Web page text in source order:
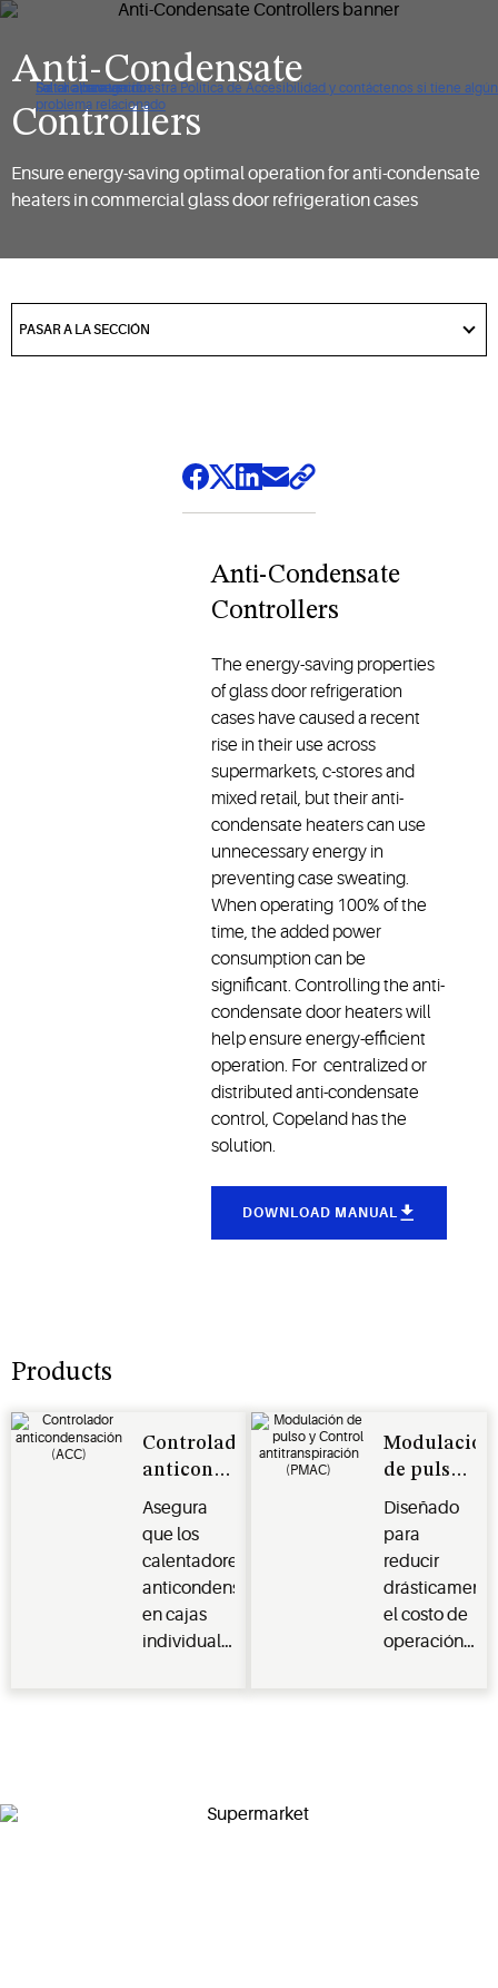
De clic para ver nuestra Política de Accesibilidad y contáctenos si tiene algún
problema relacionado
Saltar a navegación
Saltar al contenido
Saltar a buscar
Anti-Condensate
Controllers
Ensure energy-saving optimal operation for anti-condensate
heaters in commercial glass door refrigeration cases
toPASAR A LA SECCIÓN
Anti-Condensate
Controllers
The energy-saving properties
of glass door refrigeration
cases have caused a recent
rise in their use across
supermarkets, c-stores and
mixed retail, but their anti-
condensate heaters can use
unnecessary energy in
preventing case sweating.
When operating 100% of the
time, the added power
consumption can be
significant. Controlling the anti-
condensate door heaters will
help ensure energy-efficient
operation. For centralized or
distributed anti-condensate
control, Copeland has the
solution.
DOWNLOAD MANUAL
Products
Controlador
anticondensación
(ACC)
Asegura
que los
calentadores
anticondensación
en cajas
individuales
múltiples
mantienen
Modulación
de pulso
y Control
(PMAC)
Diseñado
para
reducir
drásticamente
el costo de
operación
calentadores